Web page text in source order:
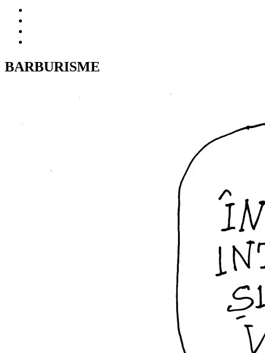
BARBURISME